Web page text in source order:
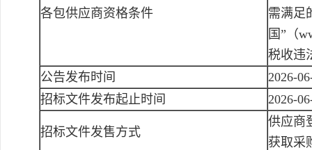
各包供应商资格条件
需满足
国”（
税收违
公告发布时间
2026-
招标文件发布起止时间
2026-
招标文件发售方式
供应商
获取采